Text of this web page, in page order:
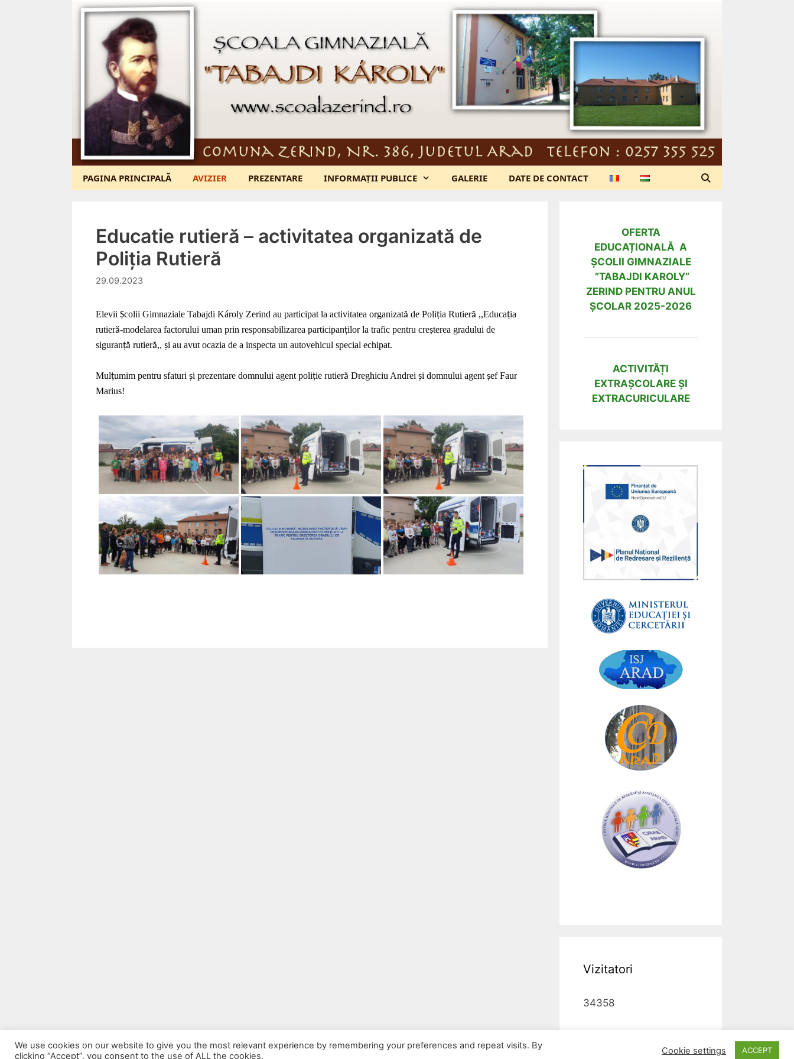
PAGINA PRINCIPALĂ AVIZIER PREZENTARE INFORMAȚII PUBLICE GALERIE DATE DE CONTACT
Educatie rutieră – activitatea organizată de
Poliția Rutieră
29.09.2023
Elevii Școlii Gimnaziale Tabajdi Károly Zerind au participat la activitatea organizată de Poliția Rutieră ,,Educația
rutieră-modelarea factorului uman prin responsabilizarea participanților la trafic pentru creșterea gradului de
siguranță rutieră,, și au avut ocazia de a inspecta un autovehicul special echipat.
Mulțumim pentru sfaturi și prezentare domnului agent poliție rutieră Dreghiciu Andrei și domnului agent șef Faur
Marius!
OFERTA
EDUCAȚIONALĂ A
ȘCOLII GIMNAZIALE
”TABAJDI KAROLY”
ZERIND PENTRU ANUL
ȘCOLAR 2025-2026
ACTIVITĂȚI
EXTRAȘCOLARE ȘI
EXTRACURICULARE
Vizitatori
34358
We use cookies on our website to give you the most relevant experience by remembering your preferences and repeat visits. By
clicking “Accept”, you consent to the use of ALL the cookies.
Cookie settings ACCEPT